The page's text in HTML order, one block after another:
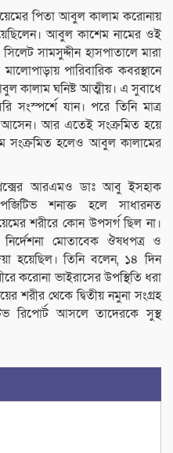
পিতা আবুল কালাম করোনায়
আবুল কাশেম নামের ওই
সামসুদ্দীন হাসপাতালে মারা
পারিবারিক কবরস্থানে
ঘনিষ্ট আত্মীয়। এ সুবাধে
সংস্পর্শে যান। পরে তিনি মাত্র
আসেন। আর এতেই সংক্রমিত হয়ে
সংক্রমিত হলেও আবুল কালামের
আরএমও ডাঃ আবু ইসহাক
শনাক্ত হলে সাধারনত
শরীরে কোন উপসর্গ ছিল না।
নির্দেশনা মোতাবেক ঔষধপত্র ও
হয়েছিল। তিনি বলেন, ১৪ দিন
করোনা ভাইরাসের উপস্থিতি ধরা
শরীর থেকে দ্বিতীয় নমুনা সংগ্রহ
রিপোর্ট আসলে তাদেরকে সুস্থ